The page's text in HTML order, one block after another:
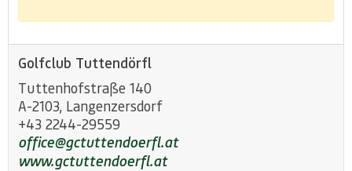
Golfclub Tuttendörfl
Tuttenhofstraße 140
A-2103, Langenzersdorf
+43 2244-29559
office@gctuttendoerfl.at
www.gctuttendoerfl.at